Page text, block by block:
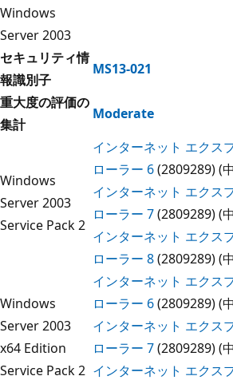
Windows
Server 2003
セキュリティ情
報識別子
MS13-021
重大度の評価の
集計
Moderate
Windows
Server 2003
Service Pack 2
インターネット エクス
ローラー 6(2809289) (
インターネット エクス
ローラー 7(2809289) (
インターネット エクス
ローラー 8(2809289) (
Windows
Server 2003
x64 Edition
Service Pack 2
インターネット エクス
ローラー 6(2809289) (
インターネット エクス
ローラー 7(2809289) (
インターネット エクス